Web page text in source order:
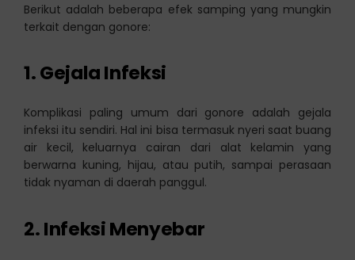
Berikut adalah beberapa efek samping yang mungkin
terkait dengan gonore:
1.Gejala Infeksi
Komplikasi paling umum dari gonore adalah gejala
infeksi itu sendiri. Hal ini bisa termasuk nyeri saat buang
air kecil, keluarnya cairan dari alat kelamin yang
berwarna kuning, hijau, atau putih, sampai perasaan
tidak nyaman di daerah panggul.
2.Infeksi Menyebar